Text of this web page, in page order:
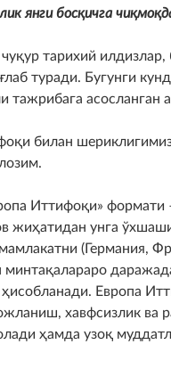
янги босқичга
тарихий
туради. Бугунги
тажрибага асосланган
билан
Иттифоқи» формати
жиҳатидан унга
мамлакатни (Германия,
Европа
хавфсизлик ва
ҳамда узоқ